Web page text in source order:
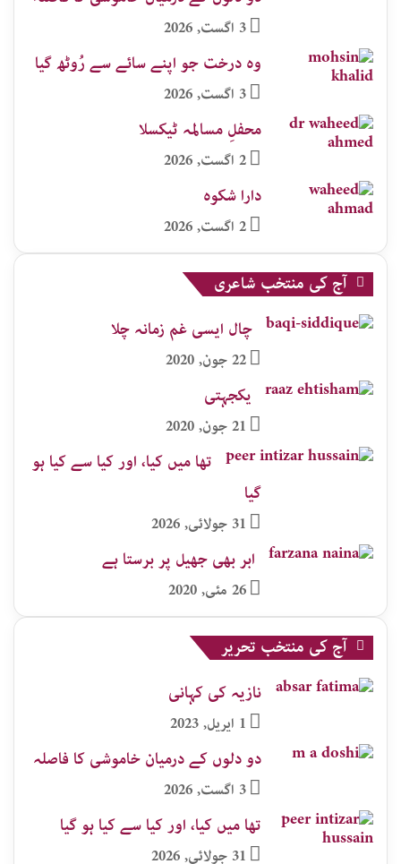
3 اگست, 2026
وہ درخت جو اپنے سائے سے رُوٹھ گیا
3 اگست, 2026
محفلِ مسالمہ ٹیکسلا
2 اگست, 2026
دارا شکوہ
2 اگست, 2026
آج کی منتخب شاعری
چال ایسی غم زمانہ چلا
22 جون, 2020
یکجہتی
21 جون, 2020
تھا میں کیا، اور کیا سے کیا ہو
گیا
31 جولائی, 2026
ابر بھی جھیل پر برستا ہے
26 مئی, 2020
آج کی منتخب تحریر
نازیہ کی کہانی
1 اپریل, 2023
دو دلوں کے درمیان خاموشی کا فاصلہ
3 اگست, 2026
تھا میں کیا، اور کیا سے کیا ہو گیا
31 جولائی, 2026